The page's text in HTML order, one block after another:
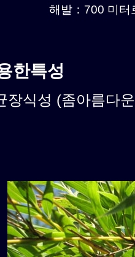
해발：700 미터
한특성
장식성 (좀아름다